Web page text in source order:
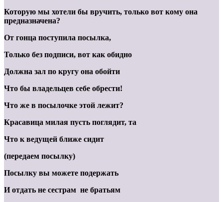
Которую мы хотели бы вручить, только вот кому она
предназначена?
От гонца поступила посылка,
Только без подписи, вот как обидно
Должна зал по кругу она обойти
Что бы владельцев себе обрести!
Что же в посылочке этой лежит?
Красавица милая пусть поглядит, та
Что к ведущей ближе сидит
(передаем посылку)
Посылку вы можете подержать
И отдать не сестрам не братьям